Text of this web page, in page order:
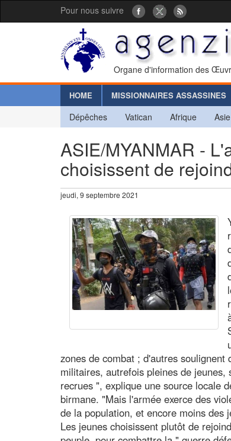
Pour nous suivre
Organe d'information des
HOME MISSIONNAIRES ASSASSINES
Dépêches Vatican Afrique Asie
ASIE/MYANMAR -
choisissent de
jeudi, 9 septembre 2021
zones de combat ; d'autres
militaires, autrefois pleines de
recrues ", explique une source locale
birmane. "Mais l'armée exerce des
de la population, et encore moins des
Les jeunes choisissent plutôt de